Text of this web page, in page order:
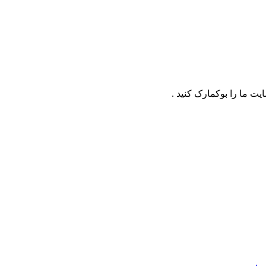
ما را بوکمارک کنید .